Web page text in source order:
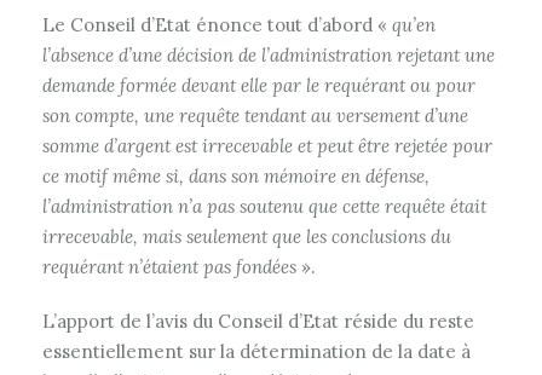
Le Conseil d’Etat énonce tout d’abord « qu’en
l’absence d’une décision de l’administration rejetant une
demande formée devant elle par le requérant ou pour
son compte, une requête tendant au versement d’une
somme d’argent est irrecevable et peut être rejetée pour
ce motif même si, dans son mémoire en défense,
l’administration n’a pas soutenu que cette requête était
irrecevable, mais seulement que les conclusions du
requérant n’étaient pas fondées ».
L’apport de l’avis du Conseil d’Etat réside du reste
essentiellement sur la détermination de la date à